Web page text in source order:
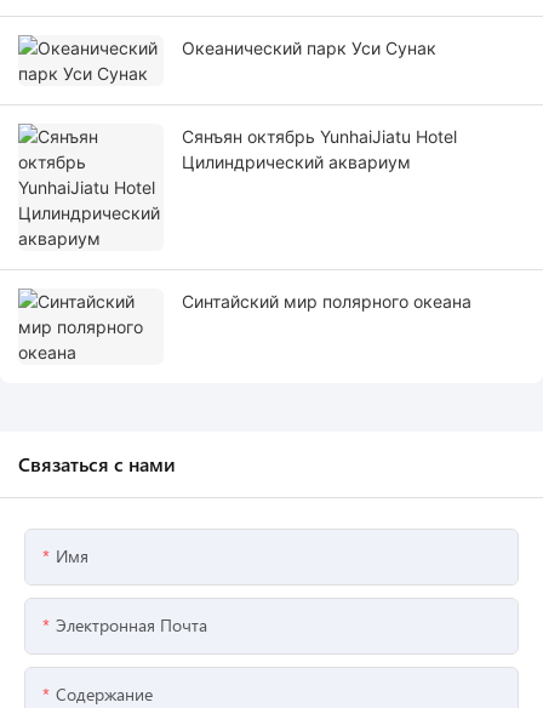
Океанический парк Уси Сунак
Сянъян октябрь YunhaiJiatu Hotel
Цилиндрический аквариум
Синтайский мир полярного океана
Связаться с нами
Имя
Электронная Почта
Содержание